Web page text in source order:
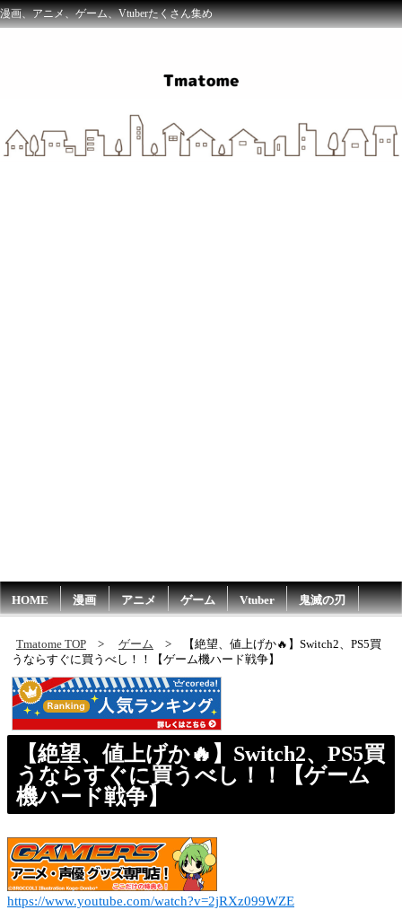
漫画、アニメ、ゲーム、Vtuberたくさん集め
HOME 漫画 アニメ ゲーム Vtuber 鬼滅の刃
Tmatome TOP ゲーム
【絶望、値上げか🔥】Switch2、PS5買
うならすぐに買うべし！！【ゲーム機ハード戦争】
【絶望、値上げか🔥】Switch2、PS5買
うならすぐに買うべし！！【ゲーム
機ハード戦争】
https://www.youtube.com/watch?v=2jRXz099WZE